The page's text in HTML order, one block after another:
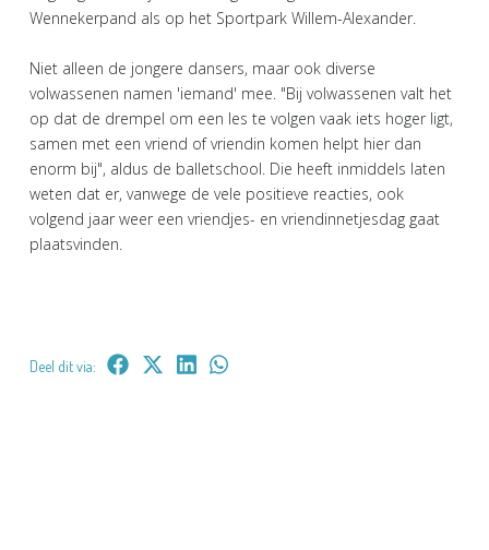
Wennekerpand als op het Sportpark Willem-Alexander.
Niet alleen de jongere dansers, maar ook diverse
volwassenen namen 'iemand' mee. "Bij volwassenen valt het
op dat de drempel om een les te volgen vaak iets hoger ligt,
samen met een vriend of vriendin komen helpt hier dan
enorm bij", aldus de balletschool. Die heeft inmiddels laten
weten dat er, vanwege de vele positieve reacties, ook
volgend jaar weer een vriendjes- en vriendinnetjesdag gaat
plaatsvinden.
Deel dit via: